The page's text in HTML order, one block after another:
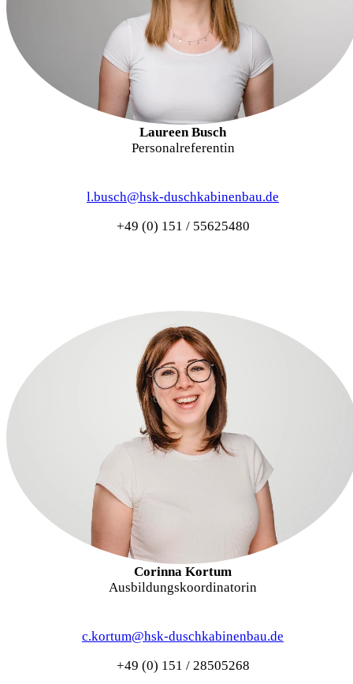
Laureen Busch
Personalreferentin
l.busch@hsk-duschkabinenbau.de
+49 (0) 151 / 55625480
Corinna Kortum
Ausbildungskoordinatorin
c.kortum@hsk-duschkabinenbau.de
+49 (0) 151 / 28505268